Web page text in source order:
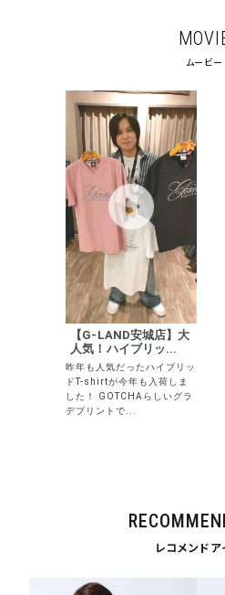
並び順
カテゴリ
サイズ
S
M
XL
XXL
29inc
30inc
34inc
36inc
40inc
KIDS
カラー
tune 絞り込ん
ムービー
【G-LAND安城店】大
人気！ハイブリッ...
昨年も人気だったハイブリッ
ドT-shirtが今年も入荷しま
した！ GOTCHAらしいグラ
デプリントで...
レコメンドア